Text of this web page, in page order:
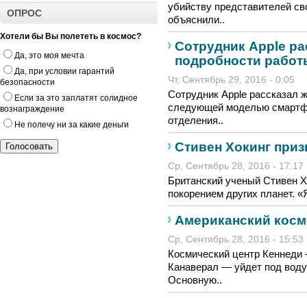
ОПРОС
Хотели бы Вы полететь в космос?
Да, это моя мечта
Да, при условии гарантий
безопасности
Если за это заплатят солидное
вознаграждение
Не полечу ни за какие деньги
убийству представителей
объяснили..
Сотрудник Apple
подробности
Чт, Сентябрь 29, 2016 - 0:05
Сотрудник Apple рассказал
следующей моделью
отделения..
Стивен Хокинг
Ср, Сентябрь 28, 2016 - 17:17
Британский ученый Стивен
покорением других планет.
Американский
Ср, Сентябрь 28, 2016 - 15:53
Космический центр
Канаверал — уйдет под воду
Основную..